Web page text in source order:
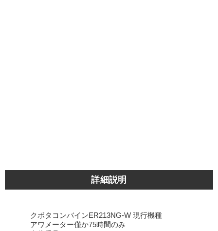
詳細説明
クボタコンバインER213NG-W 現行機種
アワメーター僅か75時間のみ